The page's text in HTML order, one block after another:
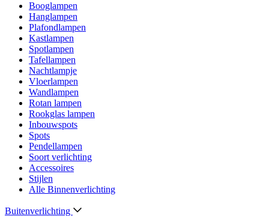
Booglampen
Hanglampen
Plafondlampen
Kastlampen
Spotlampen
Tafellampen
Nachtlampje
Vloerlampen
Wandlampen
Rotan lampen
Rookglas lampen
Inbouwspots
Spots
Pendellampen
Soort verlichting
Accessoires
Stijlen
Alle Binnenverlichting
Buitenverlichting